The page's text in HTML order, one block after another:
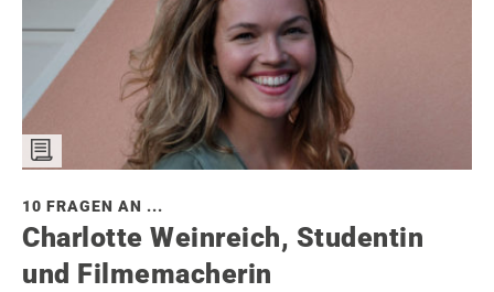
10 FRAGEN AN ...
Charlotte Weinreich, Studentin
und Filmemacherin